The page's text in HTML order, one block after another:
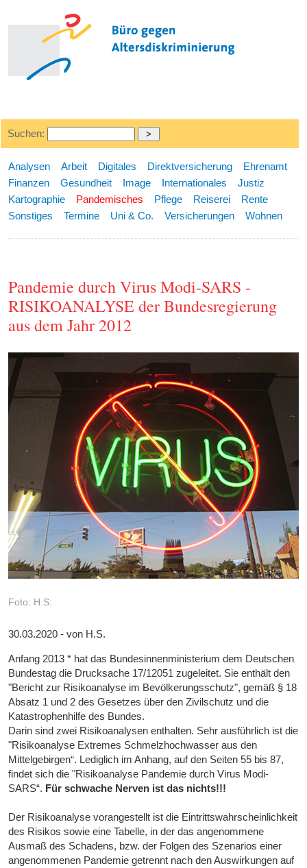
Suchen:
Analysen Arbeit Digitales Direktversicherung
Ehrenamt
Finanzen
Gesundheit Image Internationales
Justiz
Kartographie
Pandemisches Pflege Reiserei
Rente
Sonstiges
Termine Uni & Co. Versicherungen Wohnen
Pandemie durch Virus Modi-SARS -
RISIKOANALYSE der Bundesregierung
aus dem Jahr 2012
Foto: H.S:
30.03.2020 - von H.S.
Anfang 2013 * hat das Bundesinnenministerium dem Deutschen
Bundestag die Drucksache 17/12051 zugeleitet. Sie enthält den
"Bericht zur Risikoanalyse im Bevölkerungsschutz", gemäß § 18
Absatz 1 und 2 des Gesetzes über den Zivilschutz und die
Katastrophenhilfe des Bundes.
Darin sind zwei Risikoanalysen enthalten. Sehr ausführlich ist die
"Risikoanalyse Extremes Schmelzhochwasser aus den
Mittelgebirgen“. Lediglich im Anhang, auf den Seiten 55 bis 87,
findet sich die "Risikoanalyse Pandemie durch Virus Modi-
SARS“. Für schwache Nerven ist das nichts!!!
Der Risikoanalyse vorangestellt ist die Eintrittswahrscheinlichkeit
des Risikos sowie eine Tabelle, in der das angenommene
Ausmaß des Schadens, bzw. der Folgen des Szenarios einer
angenommenen Pandemie getrennt nach den Auswirkungen auf